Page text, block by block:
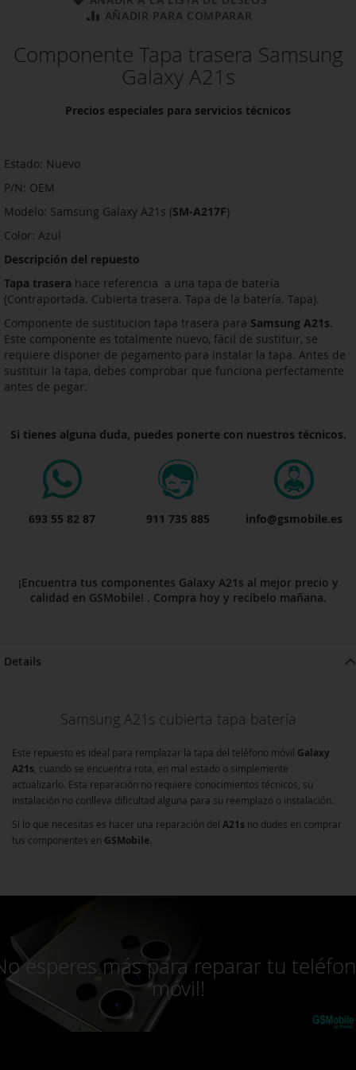
AÑADIR PARA COMPARAR
Componente Tapa trasera Samsung
Galaxy A21s
Precios especiales para servicios técnicos
Estado: Nuevo
P/N: OEM
Modelo: Samsung Galaxy A21s (SM-A217F)
Color: Azul
Descripción del repuesto
Tapa trasera hace referencia a una tapa de batería
(Contraportada. Cubierta trasera. Tapa de la batería. Tapa).
Componente de sustitucion tapa trasera para Samsung A21s.
Este componente es totalmente nuevo, fácil de sustituir, se
requiere disponer de pegamento para instalar la tapa. Antes de
sustituir la tapa, debes comprobar que funciona perfectamente
antes de pegar.
Si tienes alguna duda, puedes ponerte con nuestros técnicos.
693 55 82 87 911 735 885 info@gsmobile.es
¡Encuentra tus componentes Galaxy A21s al mejor precio y
calidad en GSMobile! . Compra hoy y recíbelo mañana.
Details
Samsung A21s cubierta tapa batería
Este repuesto es ideal para remplazar la tapa del teléfono móvil Galaxy
A21s , cuando se encuentra rota, en mal estado o simplemente
actualizarlo. Esta reparación no requiere conocimientos técnicos, su
instalación no conlleva dificultad alguna para su reemplazo o instalación.
Si lo que necesitas es hacer una reparación del A21s no dudes en comprar
tus componentes en GSMobile.
esperes más para reparar tu
móvil!